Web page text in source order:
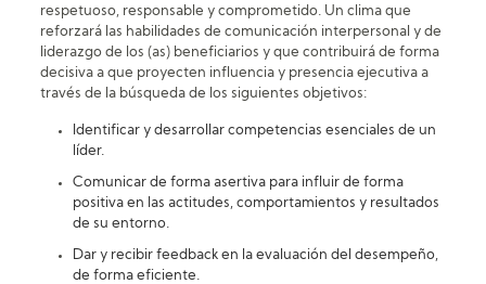
respetuoso, responsable y comprometido. Un clima que
reforzará las habilidades de comunicación interpersonal y de
liderazgo de los (as) beneficiarios y que contribuirá de forma
decisiva a que proyecten influencia y presencia ejecutiva a
través de la búsqueda de los siguientes objetivos:
Identificar y desarrollar competencias esenciales de un
líder.
Comunicar de forma asertiva para influir de forma
positiva en las actitudes, comportamientos y resultados
de su entorno.
Dar y recibir feedback en la evaluación del desempeño,
de forma eficiente.